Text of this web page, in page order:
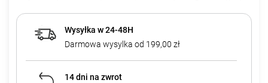
Wysyłka w 24-48H
Darmowa wysylka od 199,00 zł
14 dni na zwrot